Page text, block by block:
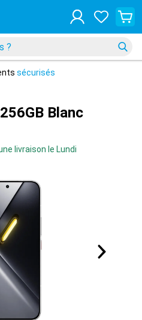
sécurisés
Blanc
livraison le Lundi